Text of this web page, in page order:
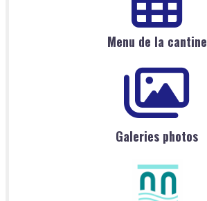
Menu de la cantine
Galeries photos